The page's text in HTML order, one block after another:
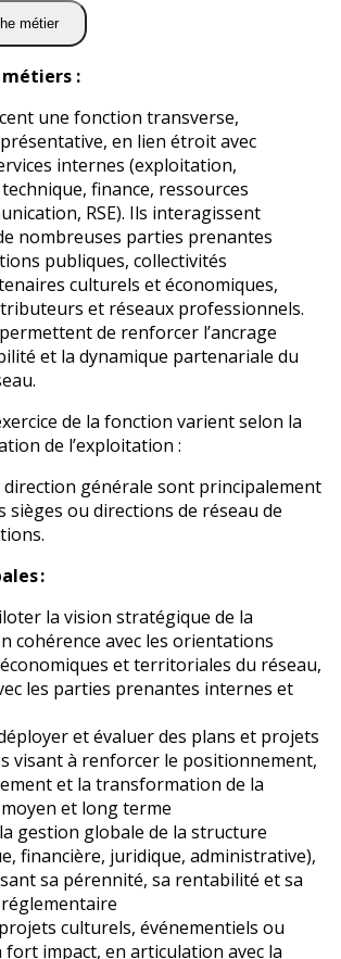
métier
:
une fonction transverse,
en lien étroit avec
internes (exploitation,
finance, ressources
RSE). Ils interagissent
nombreuses parties prenantes
publiques, collectivités
culturels et économiques,
et réseaux professionnels.
de renforcer l’ancrage
et la dynamique partenariale du
de la fonction varient selon la
de l’exploitation :
direction générale sont principalement
sièges ou directions de réseau de
:
la vision stratégique de la
cohérence avec les orientations
et territoriales du réseau,
les parties prenantes internes et
et évaluer des plans et projets
visant à renforcer le positionnement,
et la transformation de la
et long terme
gestion globale de la structure
financière, juridique, administrative),
sa pérennité, sa rentabilité et sa
culturels, événementiels ou
fort impact, en articulation avec la